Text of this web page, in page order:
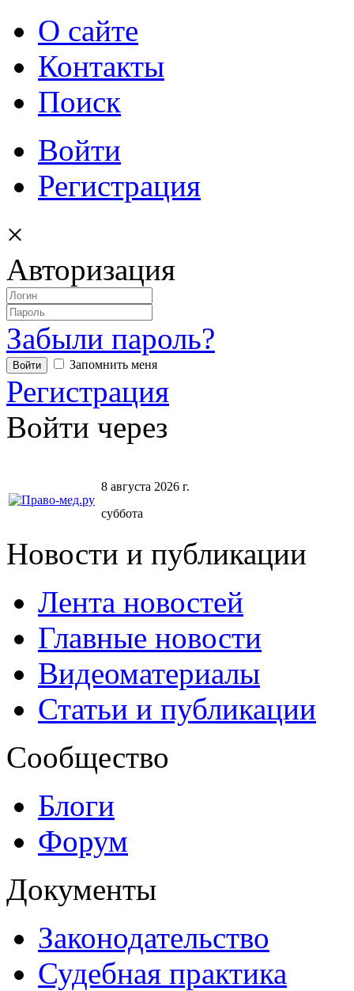
О сайте
Контакты
Поиск
Войти
Регистрация
×
Авторизация
Забыли пароль?
Запомнить меня
Регистрация
Войти через
8 августа 2026 г.
суббота
Новости и публикации
Лента новостей
Главные новости
Видеоматериалы
Статьи и публикации
Сообщество
Блоги
Форум
Документы
Законодательство
Судебная практика